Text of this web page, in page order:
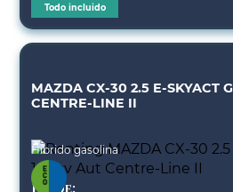
Todo incluido
MAZDA CX-30 2.5 E-SKYACT
CENTRE-LINE II
Híbrido gasolina